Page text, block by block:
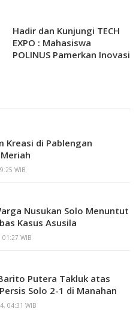
dan Negara
Hadir dan Kunjungi TECH
EXPO : Mahasiswa
POLINUS Pamerkan Inovasi
Kreasi di Pablengan
WIB
Nusukan Solo Menuntut
Kasus Asusila
01:27 WIB
Putera Takluk atas
Solo 2-1 di Manahan
04:31 WIB